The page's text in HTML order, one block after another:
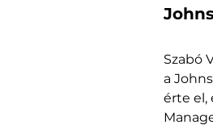
Szabó
a
érte el,